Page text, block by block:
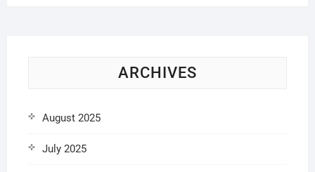
ARCHIVES
August 2025
July 2025